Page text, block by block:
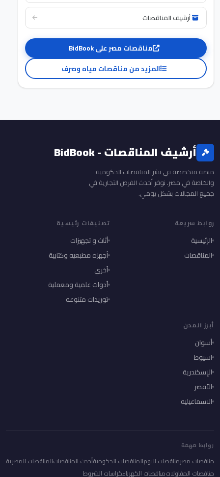
أرشيف المناقصات
مناقصات مصر على BidBook
المزيد من مناقصات مياه وصرف
أرشيف المناقصات - BidBook
منصة متخصصة في نشر المناقصات الحكومية
والخاصة في مصر. نوفر أحدث الفرص التجارية في
جميع المجالات بشكل يومي.
روابط سريعة
الرئيسية
المناقصات
تصنيفات رئيسية
أثاث و تجهيزات
أجهزه مطبعيه وكتابية
أخري
أدوات علمية ومعملية
توريدات متنوعه
أبرز المدن
أسوان
اسيوط
الإسكندرية
الأقصر
الاسماعيليه
روابط مهمة
مناقصات مصرمناقصات اليومالمناقصات الحكوميةأحدث المناقصاتالمناقصات المصرية
مناقصات المقاولاتمناقصات الكهرباءكراسات الشروط